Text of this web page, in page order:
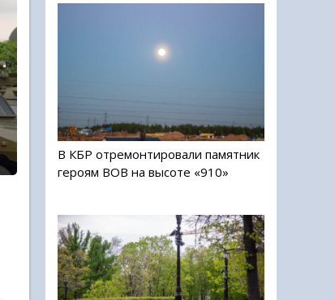
В КБР отремонтировали памятник
героям ВОВ на высоте «910»